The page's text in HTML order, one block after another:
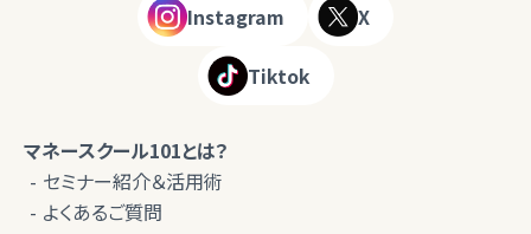
Instagram X
Tiktok
マネースクール101とは？
セミナー紹介＆活用術
よくあるご質問